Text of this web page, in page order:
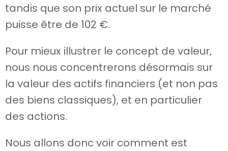
tandis que son prix actuel sur le marché
puisse être de 102 €.
Pour mieux illustrer le concept de valeur,
nous nous concentrerons désormais sur
la valeur des actifs financiers (et non pas
des biens classiques), et en particulier
des actions.
Nous allons donc voir comment est